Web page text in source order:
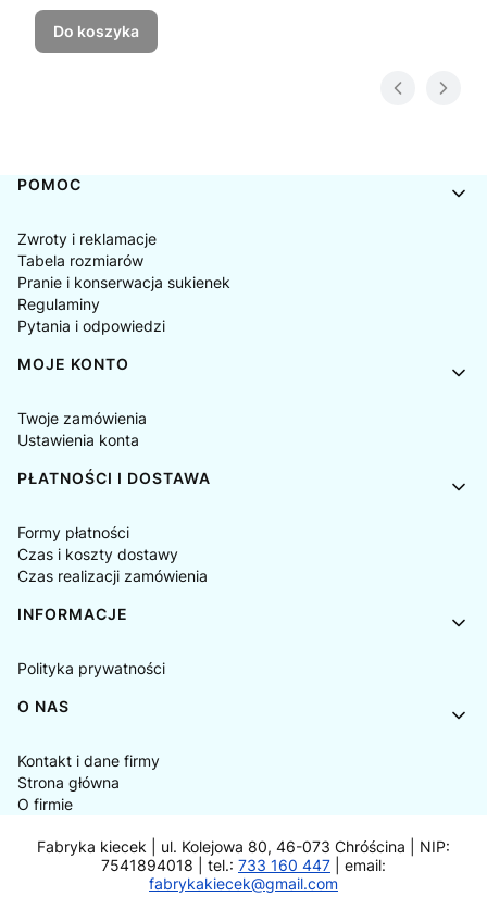
Do koszyka
Linki w stopce
POMOC
Zwroty i reklamacje
Tabela rozmiarów
Pranie i konserwacja sukienek
Regulaminy
Pytania i odpowiedzi
MOJE KONTO
Twoje zamówienia
Ustawienia konta
PŁATNOŚCI I DOSTAWA
Formy płatności
Czas i koszty dostawy
Czas realizacji zamówienia
INFORMACJE
Polityka prywatności
O NAS
Kontakt i dane firmy
Strona główna
O firmie
Fabryka kiecek | ul. Kolejowa 80, 46-073 Chróścina | NIP:
7541894018 | tel.: 733 160 447 | email:
fabrykakiecek@gmail.com